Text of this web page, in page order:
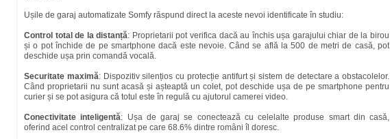
Ușile de garaj automatizate Somfy răspund direct la aceste nevoi identificate în studiu:
Control total de la distanță: Proprietarii pot verifica dacă au închis ușa garajului chiar de la birou
și o pot închide de pe smartphone dacă este nevoie. Când se află la 500 de metri de casă, pot
deschide ușa prin comandă vocală.
Securitate maximă: Dispozitiv silențios cu protecție antifurt și sistem de detectare a obstacolelor.
Când proprietarii nu sunt acasă și așteaptă un colet, pot deschide ușa de pe smartphone pentru
curier și se pot asigura că totul este în regulă cu ajutorul camerei video.
Conectivitate inteligentă: Ușa de garaj se conectează cu celelalte produse smart din casă,
oferind acel control centralizat pe care 68.6% dintre români îl doresc.